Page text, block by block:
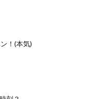
！(本気)